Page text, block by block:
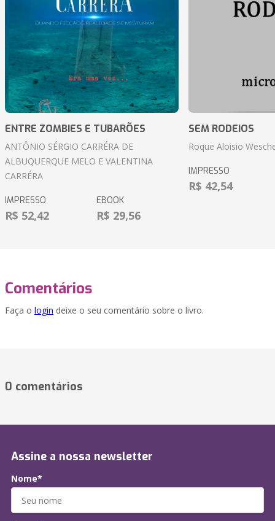
ENTRE ZOMBIES E TUBARÕES
ANTÔNIO SÉRGIO CARRÉRA DE
ALBUQUERQUE MELO E VALENTINA
CARRÉRA
IMPRESSO
R$ 52,42
EBOOK
R$ 29,56
SEM RODEIOS
Roque Aloisio
IMPRESSO
R$ 42,54
Comentários
Faça o login deixe o seu comentário sobre o livro.
0 comentários
Assine a nossa newsletter
Nome*